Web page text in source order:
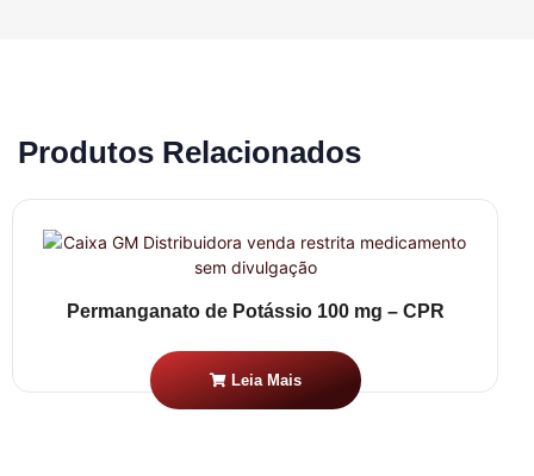
Produtos Relacionados
Permanganato de Potássio 100 mg – CPR
Leia Mais